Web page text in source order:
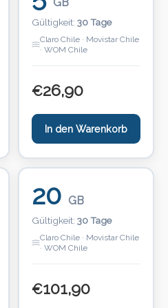
GB
Gültigkeit: 30 Tage
Claro Chile · Movistar Chile
· WOM Chile
€26,90
In den Warenkorb
20 GB
Gültigkeit: 30 Tage
Claro Chile · Movistar Chile
· WOM Chile
€101,90